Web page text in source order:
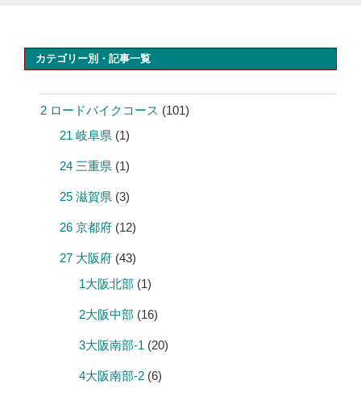
カテゴリー別・記事一覧
2 ロードバイクコース (101)
21 岐阜県 (1)
24 三重県 (1)
25 滋賀県 (3)
26 京都府 (12)
27 大阪府 (43)
1大阪北部 (1)
2大阪中部 (16)
3大阪南部-1 (20)
4大阪南部-2 (6)